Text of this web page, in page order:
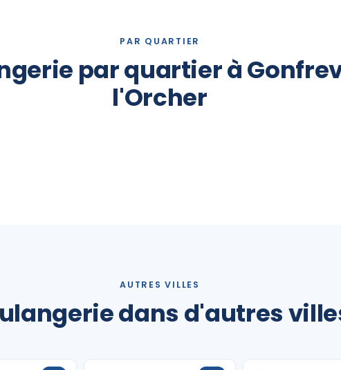
PAR QUARTIER
par quartier à
l'Orcher
AUTRES VILLES
dans d'autres